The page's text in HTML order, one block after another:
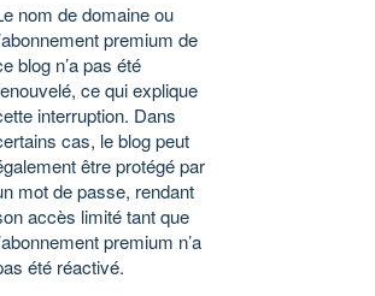
nom de domaine ou
premium de
blog n’a pas été
ce qui explique
interruption. Dans
cas, le blog peut
être protégé par
mot de passe, rendant
accès limité tant que
premium n’a
été réactivé.